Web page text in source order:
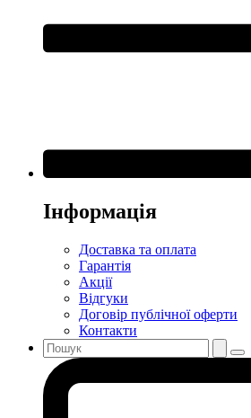
Інформація
Доставка та оплата
Гарантія
Акції
Відгуки
Договір публічної оферти
Контакти